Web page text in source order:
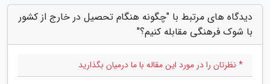
دیدگاه های مرتبط با "چگونه هنگام تحصیل در خارج از کشور
با شوک فرهنگی مقابله کنیم؟"
* نظرتان را در مورد این مقاله با ما درمیان بگذارید